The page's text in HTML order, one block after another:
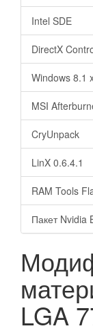
Intel SDE
DirectX
Windows 8.1
MSI
CryUnpack
LinX 0.6.4.1
RAM Tools
Пакет Nvidia
LGA